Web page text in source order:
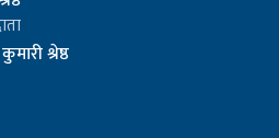
श्रेष्ठ